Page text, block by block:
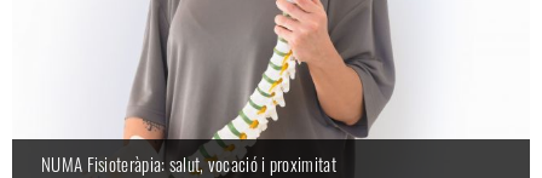
NUMA Fisioteràpia: salut, vocació i proximitat